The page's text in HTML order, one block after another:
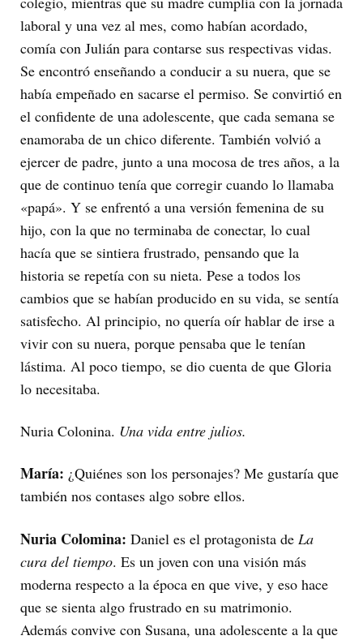
laboral y una vez al mes, como habían acordado,
comía con Julián para contarse sus respectivas vidas.
Se encontró enseñando a conducir a su nuera, que se
había empeñado en sacarse el permiso. Se convirtió en
el confidente de una adolescente, que cada semana se
enamoraba de un chico diferente. También volvió a
ejercer de padre, junto a una mocosa de tres años, a la
que de continuo tenía que corregir cuando lo llamaba
«papá». Y se enfrentó a una versión femenina de su
hijo, con la que no terminaba de conectar, lo cual
hacía que se sintiera frustrado, pensando que la
historia se repetía con su nieta. Pese a todos los
cambios que se habían producido en su vida, se sentía
satisfecho. Al principio, no quería oír hablar de irse a
vivir con su nuera, porque pensaba que le tenían
lástima. Al poco tiempo, se dio cuenta de que Gloria
lo necesitaba.
Nuria Colonina. Una vida entre julios.
María: ¿Quiénes son los personajes? Me gustaría que
también nos contases algo sobre ellos.
Nuria Colomina: Daniel es el protagonista de La
cura del tiempo. Es un joven con una visión más
moderna respecto a la época en que vive, y eso hace
que se sienta algo frustrado en su matrimonio.
Además convive con Susana, una adolescente a la que